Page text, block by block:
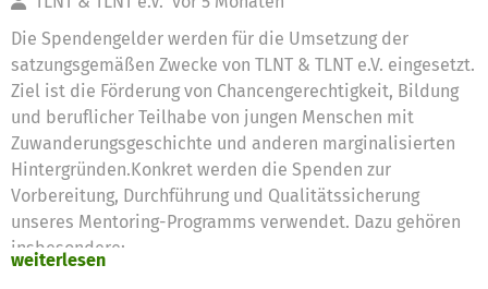
Die Spendengelder werden für die Umsetzung der
satzungsgemäßen Zwecke von TLNT & TLNT e.V. eingesetzt.
Ziel ist die Förderung von Chancengerechtigkeit, Bildung
und beruflicher Teilhabe von jungen Menschen mit
Zuwanderungsgeschichte und anderen marginalisierten
Hintergründen.Konkret werden die Spenden zur
Vorbereitung, Durchführung und Qualitätssicherung
unseres Mentoring-Programms verwendet. Dazu gehören
insbesondere:
weiterlesen